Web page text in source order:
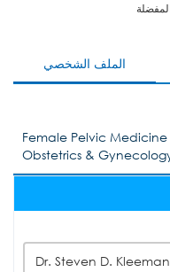
الملف الشخصي
Female Pelvic
Obstetrics &
Dr. Steven D. Kleeman